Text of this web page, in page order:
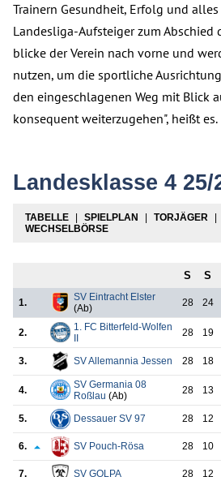
Trainern Gesundheit, Erfolg und alles
Landesliga-Aufsteiger zum Abschied
blicke der Verein nach vorne und
nutzen, um die sportliche
den eingeschlagenen Weg mit Blick
konsequent weiterzugehen", heißt es.